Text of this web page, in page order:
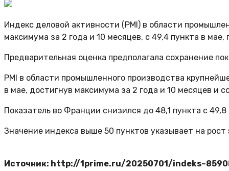
Индекс деловой активности (PMI) в области
максимума за 2 года и 10 месяцев, с 49,4 пункта в мае,
Предварительная оценка предполагала сохранение
PMI в области промышленного производства
в мае, достигнув максимума за 2 года и 10 месяцев и
Показатель во Франции снизился до 48,1 пункта с
Значение индекса выше 50 пунктов указывает на
Источник: http://1prime.ru/20250701/